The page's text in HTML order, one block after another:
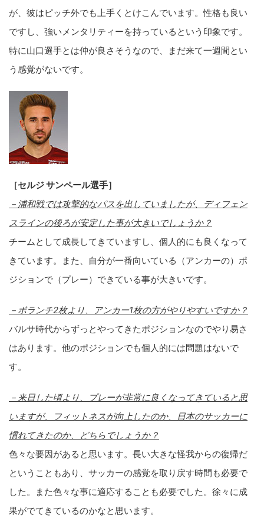
が、彼はピッチ外でも上手くとけこんでいます。性格も良い
ですし、強いメンタリティーを持っているという印象です。
特に山口選手とは仲が良さそうなので、まだ来て一週間とい
う感覚がないです。
［セルジ サンペール選手］
－浦和戦では攻撃的なパスを出していましたが、ディフェン
スラインの後ろが安定した事が大きいでしょうか？
チームとして成長してきていますし、個人的にも良くなって
きています。また、自分が一番向いている（アンカーの）ポ
ジションで（プレー）できている事が大きいです。
－ボランチ2枚より、アンカー1枚の方がやりやすいですか？
バルサ時代からずっとやってきたポジションなのでやり易さ
はあります。他のポジションでも個人的には問題はないで
す。
－来日した頃より、プレーが非常に良くなってきていると思
いますが、フィットネスが向上したのか、日本のサッカーに
慣れてきたのか、どちらでしょうか？
色々な要因があると思います。長い大きな怪我からの復帰だ
ということもあり、サッカーの感覚を取り戻す時間も必要で
した。また色々な事に適応することも必要でした。徐々に成
果がでてきているのかなと思います。